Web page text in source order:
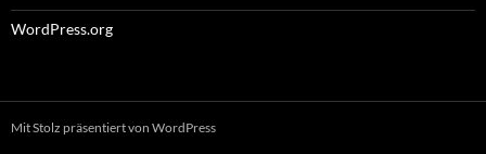
WordPress.org
Mit Stolz präsentiert von WordPress